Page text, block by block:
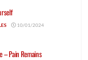
10/01/2024
– Pain Remains